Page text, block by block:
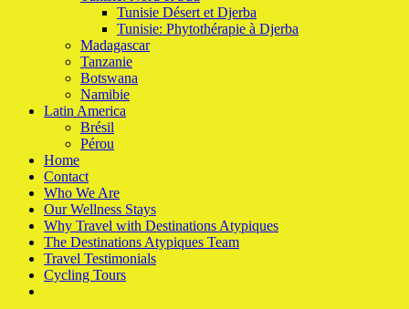
Tunisie Désert et Djerba
Tunisie: Phytothérapie à Djerba
Madagascar
Tanzanie
Botswana
Namibie
Latin America
Brésil
Pérou
Home
Contact
Who We Are
Our Wellness Stays
Why Travel with Destinations Atypiques
The Destinations Atypiques Team
Travel Testimonials
Cycling Tours